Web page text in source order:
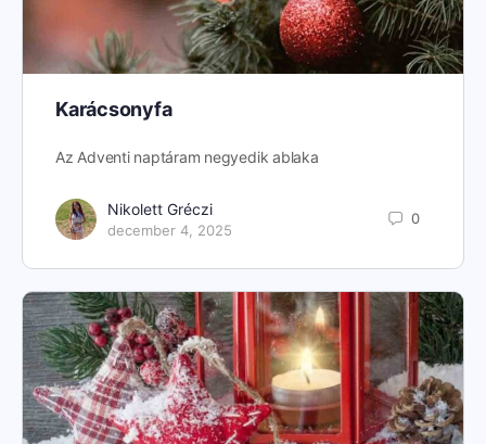
Karácsonyfa
Az Adventi naptáram negyedik ablaka
Nikolett Gréczi
december 4, 2025
0